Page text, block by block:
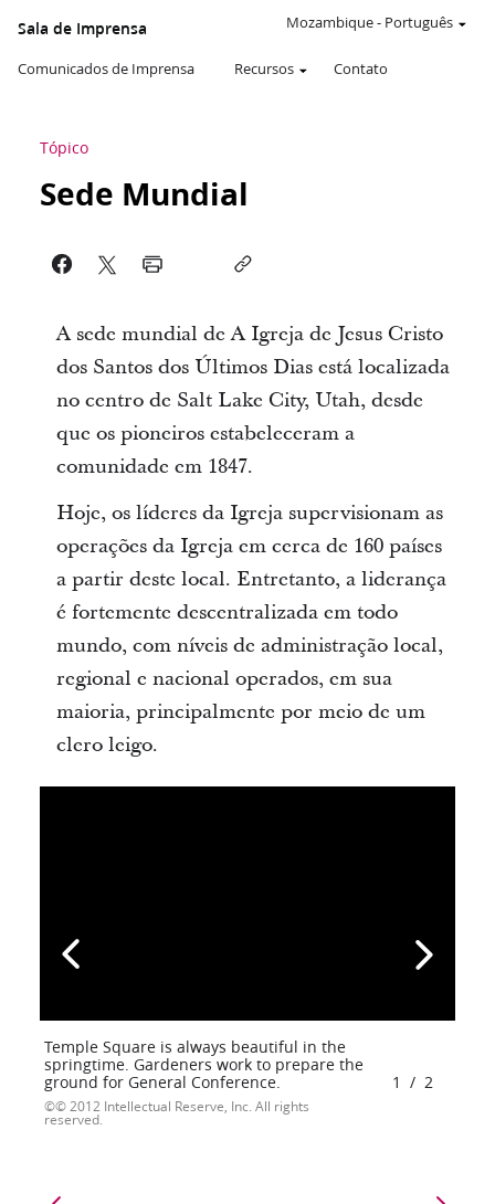
Sala de Imprensa
Comunicados de Imprensa Recursos Contato
Mozambique- Português
Tópico
Sede Mundial
A sede mundial de A Igreja de Jesus Cristo
dos Santos dos Últimos Dias está localizada
no centro de Salt Lake City, Utah, desde
que os pioneiros estabeleceram a
comunidade em 1847.
Hoje, os líderes da Igreja supervisionam as
operações da Igreja em cerca de 160 países
a partir deste local. Entretanto, a liderança
é fortemente descentralizada em todo
mundo, com níveis de administração local,
regional e nacional operados, em sua
maioria, principalmente por meio de um
clero leigo.
Temple Square is always beautiful in the
springtime. Gardeners work to prepare the
ground for General Conference.
© 2012 Intellectual Reserve, Inc. All rights
reserved.
1 / 2